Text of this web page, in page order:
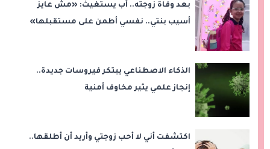
بعد وفاة زوجته.. أب يستغيث: «مش عايز
أسيب بنتي.. نفسي أطمن على مستقبلها»
الذكاء الاصطناعي يبتكر فيروسات جديدة..
إنجاز علمي يثير مخاوف أمنية
اكتشفت أني لا أحب زوجتي وأريد أن أطلقها..